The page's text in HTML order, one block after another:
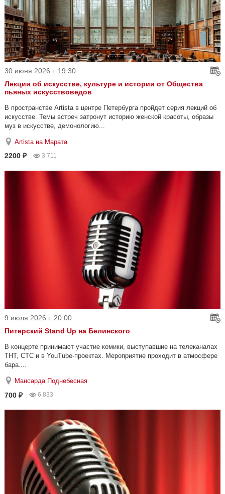
30 июня 2026 г. 19:30
Лекции об искусстве, культуре и истории от Общества
пьяных искусствоведов
В пространстве Artista в центре Петербурга пройдет серия лекций об
искусстве. Темы встреч затронут историю женской красоты, образы
муз в искусстве, демонологию...
Artista на Марата
2200 ₽ 3 711
9 июля 2026 г. 20:00
Питерский Stand Up на Белинского
В концерте принимают участие комики, выступавшие на телеканалах
ТНТ, СТС и в YouTube-проектах. Мероприятие проходит в атмосфере
бара....
Мансарда Поднебесная
700 ₽ 6 833